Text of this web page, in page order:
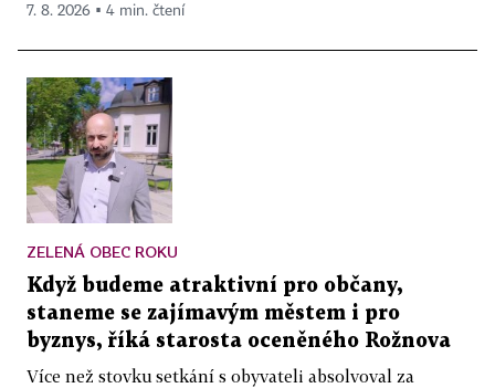
7. 8. 2026 ▪ 4 min. čtení
ZELENÁ OBEC ROKU
Když budeme atraktivní pro občany,
staneme se zajímavým městem i pro
byznys, říká starosta oceněného Rožnova
Více než stovku setkání s obyvateli absolvoval za